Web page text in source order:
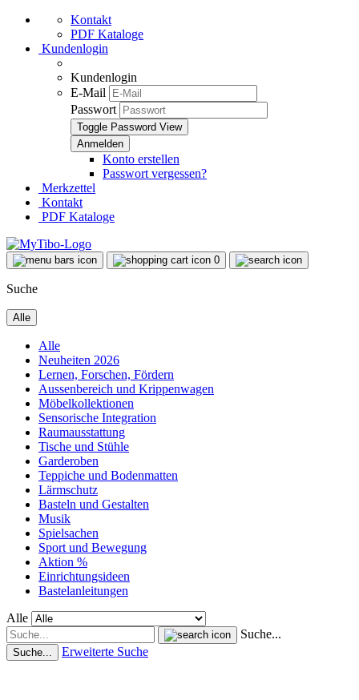
Kontakt
PDF Kataloge
Kundenlogin
Kundenlogin
E-Mail
Passwort
Toggle Password View
Konto erstellen
Passwort vergessen?
Merkzettel
Kontakt
PDF Kataloge
0
Suche
Alle
Alle
Neuheiten 2026
Lernen, Forschen, Fördern
Aussenbereich und Krippenwagen
Möbelkollektionen
Sensorische Integration
Raumausstattung
Tische und Stühle
Garderoben
Teppiche und Bodenmatten
Lärmschutz
Basteln und Gestalten
Musik
Spielsachen
Sport und Bewegung
Aktion %
Einrichtungsideen
Bastelanleitungen
Alle
Suche...
Suche... Erweiterte Suche